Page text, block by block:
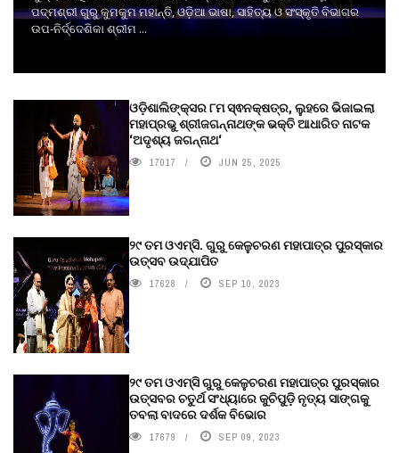
ପଦ୍ମଶ୍ରୀ ଗୁରୁ କୁମକୁମ ମହାନ୍ତି, ଓଡ଼ିଆ ଭାଷା, ସାହିତ୍ୟ ଓ ସଂସ୍କୃତି ବିଭାଗର
ଉପ-ନିର୍ଦ୍ଦେଶିକା ଶ୍ରୀମ ...
ଓଡ଼ିଶାଲିଙ୍କ୍ସର ୮ମ ସ୍ଵନକ୍ଷତ୍ର, ଲୁହରେ ଭିଜାଇଲା
ମହାପ୍ରଭୁ ଶ୍ରୀଜଗନ୍ନାଥଙ୍କ ଭକ୍ତି ଆଧାରିତ ନାଟକ
‘ଅଦୃଶ୍ୟ ଜଗନ୍ନାଥ‘
17017 JUN 25, 2025
୨୯ ତମ ଓଏମ୍‌ସି. ଗୁରୁ କେଳୁଚରଣ ମହାପାତ୍ର ପୁରସ୍କାର
ଉତ୍ସବ ଉଦ୍‍ଯାପିତ
17628 SEP 10, 2023
୨୯ ତମ ଓଏମ୍‌ସି ଗୁରୁ କେଳୁଚରଣ ମହାପାତ୍ର ପୁରସ୍କାର
ଉତ୍ସବର ଚତୁର୍ଥ ସଂଧ୍ୟାରେ କୁଚିପୁଡ଼ି ନୃତ୍ୟ ସାଙ୍ଗକୁ
ତବଲା ବାଦରେ ଦର୍ଶକ ବିଭୋର
17679 SEP 09, 2023